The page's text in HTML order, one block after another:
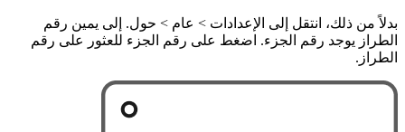
بدلاً من ذلك، انتقل إلى الإعدادات > عام > حول. إلى يمين رقم
الطراز يوجد رقم الجزء. اضغط على رقم الجزء للعثور على رقم
الطراز.